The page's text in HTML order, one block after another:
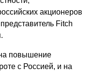
акционеров
Fitch
.
повышение
с Россией, и на